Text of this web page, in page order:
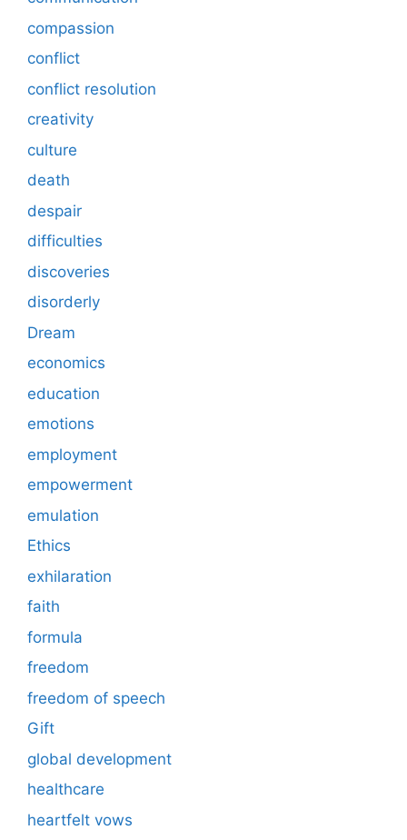
compassion
conflict
conflict resolution
creativity
culture
death
despair
difficulties
discoveries
disorderly
Dream
economics
education
emotions
employment
empowerment
emulation
Ethics
exhilaration
faith
formula
freedom
freedom of speech
Gift
global development
healthcare
heartfelt vows